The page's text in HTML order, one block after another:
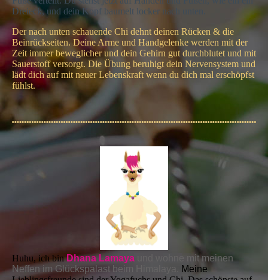
Dreieck, und dein Kopf baumelt locker nach unten.
Der nach unten schauende Chi dehnt deinen Rücken & die
Beinrückseiten. Deine Arme und Handgelenke werden mit der
Zeit immer beweglicher und dein Gehirn gut durchblutet und mit
Sauerstoff versorgt. Die Übung beruhigt dein Nervensystem und
lädt dich auf mit neuer Lebenskraft wenn du dich mal erschöpfst
fühlst.
Huhu, ich binDhana Lamaya
wohne mit meinen
Neffen im Glückspalast beim Himalaya.
Meine